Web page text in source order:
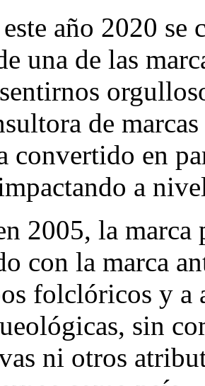
año 2020
una de las
de
convertido en
a
2005, la
con la marca
folclóricos y
sin
ni otros